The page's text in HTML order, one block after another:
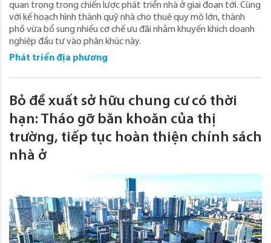
quan trọng trong chiến lược phát triển nhà ở giai đoạn tới. Cùng
với kế hoạch hình thành quỹ nhà cho thuê quy mô lớn, thành
phố vừa bổ sung nhiều cơ chế ưu đãi nhằm khuyến khích doanh
nghiệp đầu tư vào phân khúc này.
Phát triển địa phương
Bỏ đề xuất sở hữu chung cư có thời
hạn: Tháo gỡ băn khoăn của thị
trường, tiếp tục hoàn thiện chính sách
nhà ở